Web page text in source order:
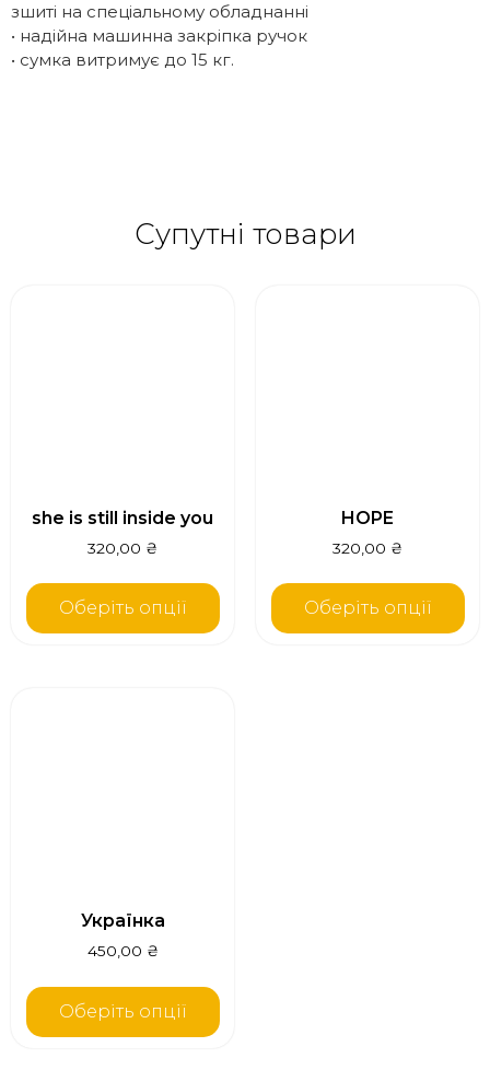
зшиті на спеціальному обладнанні
• надійна машинна закріпка ручок
• сумка витримує до 15 кг.
Супутні товари
she is still inside you
320,00 ₴
Оберіть опції
HOPE
320,00 ₴
Оберіть опції
Українка
450,00 ₴
Оберіть опції